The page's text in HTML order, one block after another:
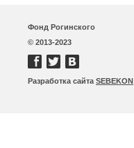
Фонд Рогинского
© 2013-2023
Разработка сайта SEBEKON